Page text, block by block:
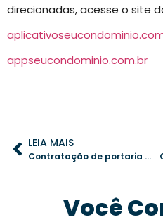
direcionadas, acesse o site
appseucondominio.com.br
LEIA MAIS
Contratação de portaria virtual: erros comuns e como evitá-los
Você